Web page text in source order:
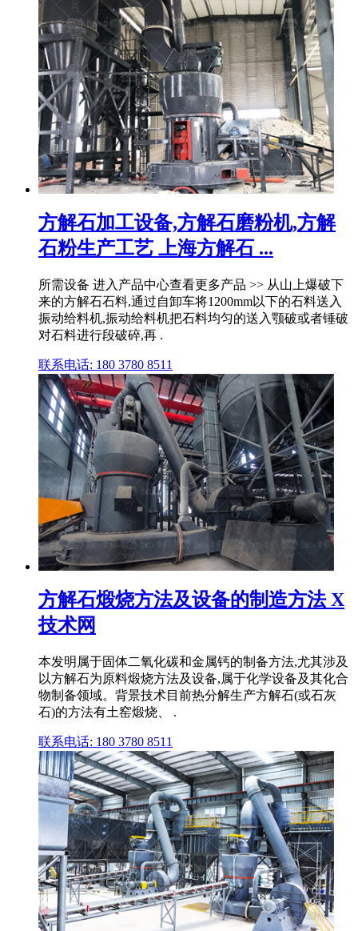
方解石加工设备,方解石磨粉机,方解
石粉生产工艺 上海方解石 ...
所需设备 进入产品中心查看更多产品 >> 从山上爆破下
来的方解石石料,通过自卸车将1200mm以下的石料送入
振动给料机,振动给料机把石料均匀的送入颚破或者锤破
对石料进行段破碎,再 .
联系电话: 180 3780 8511
方解石煅烧方法及设备的制造方法 X
技术网
本发明属于固体二氧化碳和金属钙的制备方法,尤其涉及
以方解石为原料煅烧方法及设备,属于化学设备及其化合
物制备领域。背景技术目前热分解生产方解石(或石灰
石)的方法有土窑煅烧、 .
联系电话: 180 3780 8511